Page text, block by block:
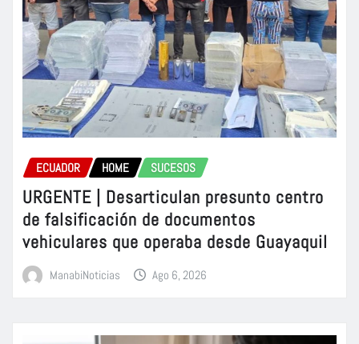
ECUADOR HOME SUCESOS
URGENTE | Desarticulan presunto centro
de falsificación de documentos
vehiculares que operaba desde Guayaquil
ManabiNoticias Ago 6, 2026